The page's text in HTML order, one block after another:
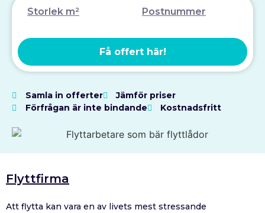
Få offert här!
Samla in offerter
Jämför priser
Förfrågan är inte bindande
Kostnadsfritt
Flyttfirma
Att flytta kan vara en av livets mest stressande